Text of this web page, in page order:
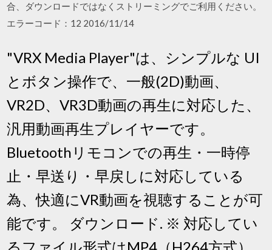
合、ダウンロードではなくストリーミングでご利用ください。
エラーコード：12 2016/11/14
"VRX Media Player"は、シンプルな UI
とボタン操作で、一般(2D)動画、
VR2D、VR3D動画の再生に対応した、
汎用動画再生プレイヤーです。
Bluetoothリモコンでの再生・一時停
止・早送り・早戻しに対応している
為、快適にVR動画を視聴することが可
能です。 ダウンロード. ※ 対応してい
るファイル形式はMP4（H264方式）